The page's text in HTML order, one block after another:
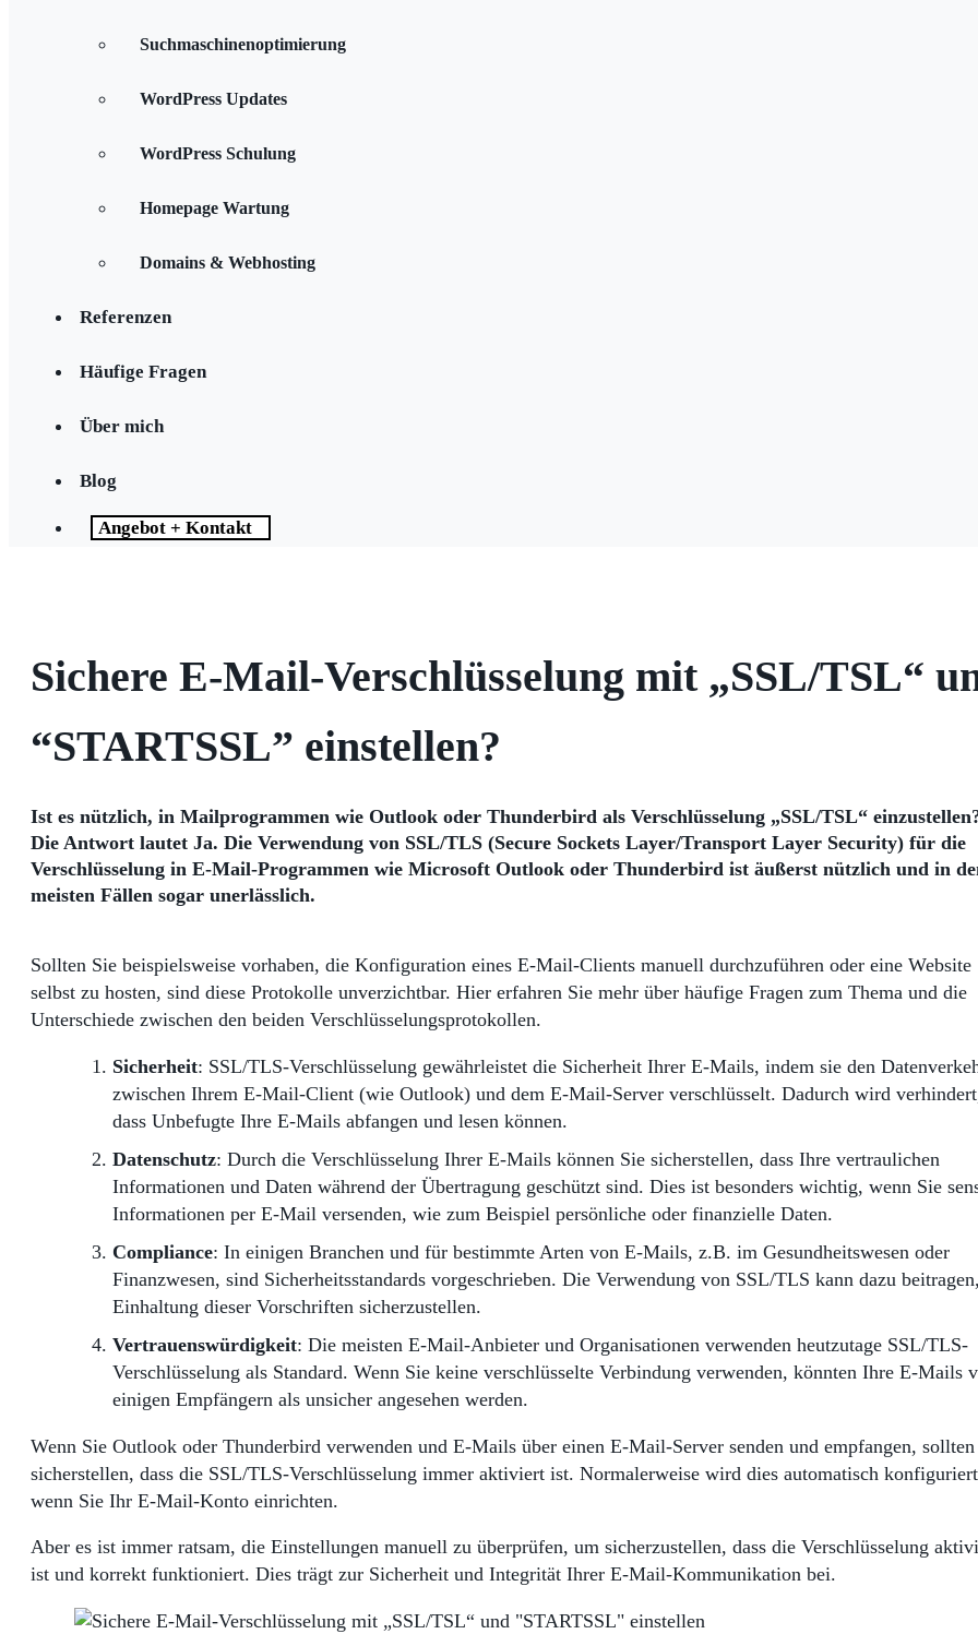
Suchmaschinenoptimierung
WordPress Updates
WordPress Schulung
Homepage Wartung
Domains & Webhosting
Referenzen
Häufige Fragen
Über mich
Blog
Angebot + Kontakt
Sichere E-Mail-Verschlüsselung mit „SSL/TSL“
“STARTSSL” einstellen?
Ist es nützlich, in Mailprogrammen wie Outlook oder Thunderbird als Verschlüsselung „SSL/TSL“
Die Antwort lautet Ja. Die Verwendung von SSL/TLS (Secure Sockets Layer/Transport Layer Security) für die
Verschlüsselung in E-Mail-Programmen wie Microsoft Outlook oder Thunderbird ist äußerst nützlich und in
meisten Fällen sogar unerlässlich.
Sollten Sie beispielsweise vorhaben, die Konfiguration eines E-Mail-Clients manuell durchzuführen oder eine Website
selbst zu hosten, sind diese Protokolle unverzichtbar. Hier erfahren Sie mehr über häufige Fragen zum Thema und die
Unterschiede zwischen den beiden Verschlüsselungsprotokollen.
Sicherheit: SSL/TLS-Verschlüsselung gewährleistet die Sicherheit Ihrer E-Mails, indem sie den
zwischen Ihrem E-Mail-Client (wie Outlook) und dem E-Mail-Server verschlüsselt. Dadurch wird
dass Unbefugte Ihre E-Mails abfangen und lesen können.
Datenschutz: Durch die Verschlüsselung Ihrer E-Mails können Sie sicherstellen, dass Ihre vertraulichen
Informationen und Daten während der Übertragung geschützt sind. Dies ist besonders wichtig, wenn Sie
Informationen per E-Mail versenden, wie zum Beispiel persönliche oder finanzielle Daten.
Compliance: In einigen Branchen und für bestimmte Arten von E-Mails, z.B. im Gesundheitswesen oder
Finanzwesen, sind Sicherheitsstandards vorgeschrieben. Die Verwendung von SSL/TLS kann dazu
Einhaltung dieser Vorschriften sicherzustellen.
Vertrauenswürdigkeit: Die meisten E-Mail-Anbieter und Organisationen verwenden heutzutage SSL/TLS-
Verschlüsselung als Standard. Wenn Sie keine verschlüsselte Verbindung verwenden, könnten Ihre E-Mails
einigen Empfängern als unsicher angesehen werden.
Wenn Sie Outlook oder Thunderbird verwenden und E-Mails über einen E-Mail-Server senden und empfangen,
sicherstellen, dass die SSL/TLS-Verschlüsselung immer aktiviert ist. Normalerweise wird dies automatisch
wenn Sie Ihr E-Mail-Konto einrichten.
Aber es ist immer ratsam, die Einstellungen manuell zu überprüfen, um sicherzustellen, dass die Verschlüsselung
ist und korrekt funktioniert. Dies trägt zur Sicherheit und Integrität Ihrer E-Mail-Kommunikation bei.